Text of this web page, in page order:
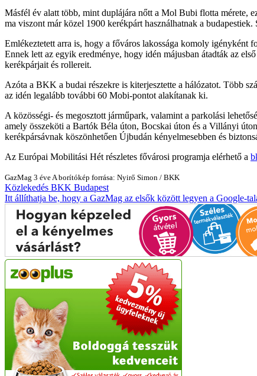
Másfél év alatt több, mint duplájára nőtt a Mol Bubi flotta mérete,
ma viszont már közel 1900 kerékpárt használhatnak a
Emlékeztetett arra is, hogy a főváros lakossága komoly igényként
Ennek lett az egyik eredménye, hogy idén májusban átadták az
kerékpárjait és rollereit.
Azóta a BKK a budai részekre is kiterjesztette a hálózatot. Több
az idén legalább további 60 Mobi-pontot alakítanak ki.
A közösségi- és megosztott járműpark, valamint a parkolási
amely összeköti a Bartók Béla úton, Bocskai úton és a Villányi
kerékpársávnak köszönhetően Újbudán kényelmesebben és
Az Európai Mobilitási Hét részletes fővárosi programja elérhető a
GazMag 3 éveA borítókép forrása: Nyirő Simon / BKK
Közlekedés BKK Budapest
Itt állíthatja be, hogy a GazMag az elsők között legyen a Google-